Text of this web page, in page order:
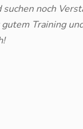
noch
Training